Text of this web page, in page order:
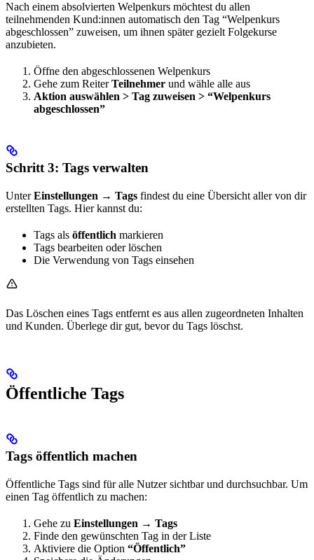
Nach einem absolvierten Welpenkurs möchtest du allen
teilnehmenden Kund:innen automatisch den Tag “Welpenkurs
abgeschlossen” zuweisen, um ihnen später gezielt Folgekurse
anzubieten.
Öffne den abgeschlossenen Welpenkurs
Gehe zum ReiterTeilnehmer und wähle alle aus
Aktion auswählen > Tag zuweisen > “Welpenkurs
abgeschlossen”
Schritt 3: Tags verwalten
UnterEinstellungen → Tags findest du eine Übersicht aller von dir
erstellten Tags. Hier kannst du:
Tags als öffentlich markieren
Tags bearbeiten oder löschen
Die Verwendung von Tags einsehen
Das Löschen eines Tags entfernt es aus allen zugeordneten Inhalten
und Kunden. Überlege dir gut, bevor du Tags löschst.
Öffentliche Tags
Tags öffentlich machen
Öffentliche Tags sind für alle Nutzer sichtbar und durchsuchbar. Um
einen Tag öffentlich zu machen:
Gehe zu Einstellungen → Tags
Finde den gewünschten Tag in der Liste
Aktiviere die Option “Öffentlich”